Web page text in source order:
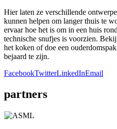
Hier laten ze verschillende
kunnen helpen om langer thuis te
ervaar hoe het is om in een huis
technische snufjes is voorzien.
het koken of doe een
bejaard te zijn.
FacebookTwitterLinkedInEmail
partners